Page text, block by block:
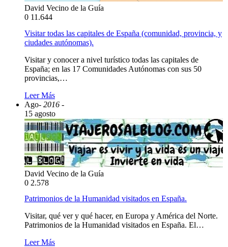
David Vecino de la Guía
0 11.644
Visitar todas las capitales de España (comunidad, provincia, y
ciudades autónomas).
Visitar y conocer a nivel turístico todas las capitales de
España; en las 17 Comunidades Autónomas con sus 50
provincias,…
Leer Más
Ago- 2016 -
15 agosto
David Vecino de la Guía
0 2.578
Patrimonios de la Humanidad visitados en España.
Visitar, qué ver y qué hacer, en Europa y América del Norte.
Patrimonios de la Humanidad visitados en España. El…
Leer Más